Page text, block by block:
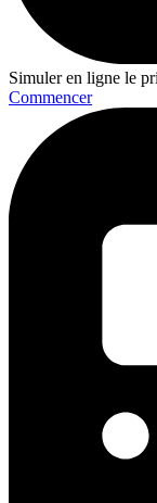
Simuler en ligne le
Commencer